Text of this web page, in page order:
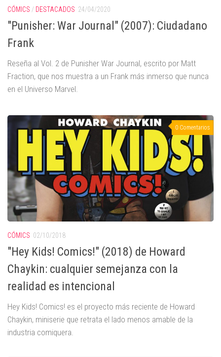
CÓMICS / DESTACADOS 24/04/2020
"Punisher: War Journal" (2007): Ciudadano
Frank
Reseña al Vol. 2 de Punisher War Journal, escrito por Matt
Fraction, que nos muestra a un Frank más inmerso que nunca
en el Universo Marvel.
0 Comentarios
CÓMICS 02/10/2018
"Hey Kids! Comics!" (2018) de Howard
Chaykin: cualquier semejanza con la
realidad es intencional
Hey Kids! Comics! es el proyecto más reciente de Howard
Chaykin, miniserie que retrata el lado menos amable de la
industria comiquera.